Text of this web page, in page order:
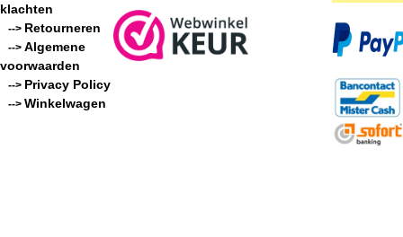
klachten
--> Retourneren
--> Algemene
voorwaarden
--> Privacy Policy
--> Winkelwagen